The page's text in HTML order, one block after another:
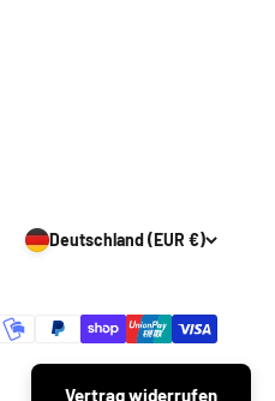
Deutschland (EUR €)
Vertrag widerrufen